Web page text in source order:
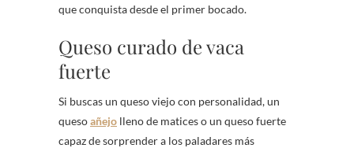
que conquista desde el primer bocado.
Queso curado de vaca
fuerte
Si buscas un queso viejo con personalidad, un
quesoañejo lleno de matices o un queso fuerte
capaz de sorprender a los paladares más